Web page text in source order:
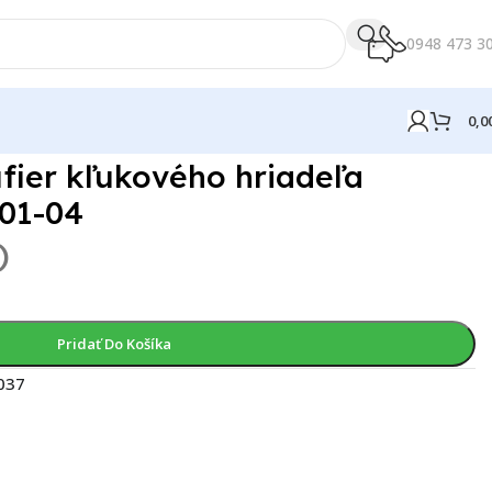
0948 473
kľukového hriadeľa
04
Pridať Do Košíka